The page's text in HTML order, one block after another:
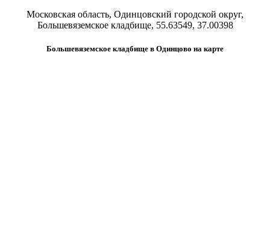
Московская область, Одинцовский городской округ,
Большевяземское кладбище, 55.63549, 37.00398
Большевяземское кладбище в Одинцово на карте